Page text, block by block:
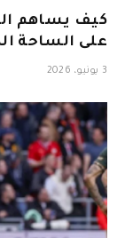
كيف يساهم
على الساحة
3 يونيو، 2026